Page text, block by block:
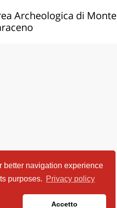
better navigation experience
purposes. Privacy policy
Accetto
Archeologica di Monte